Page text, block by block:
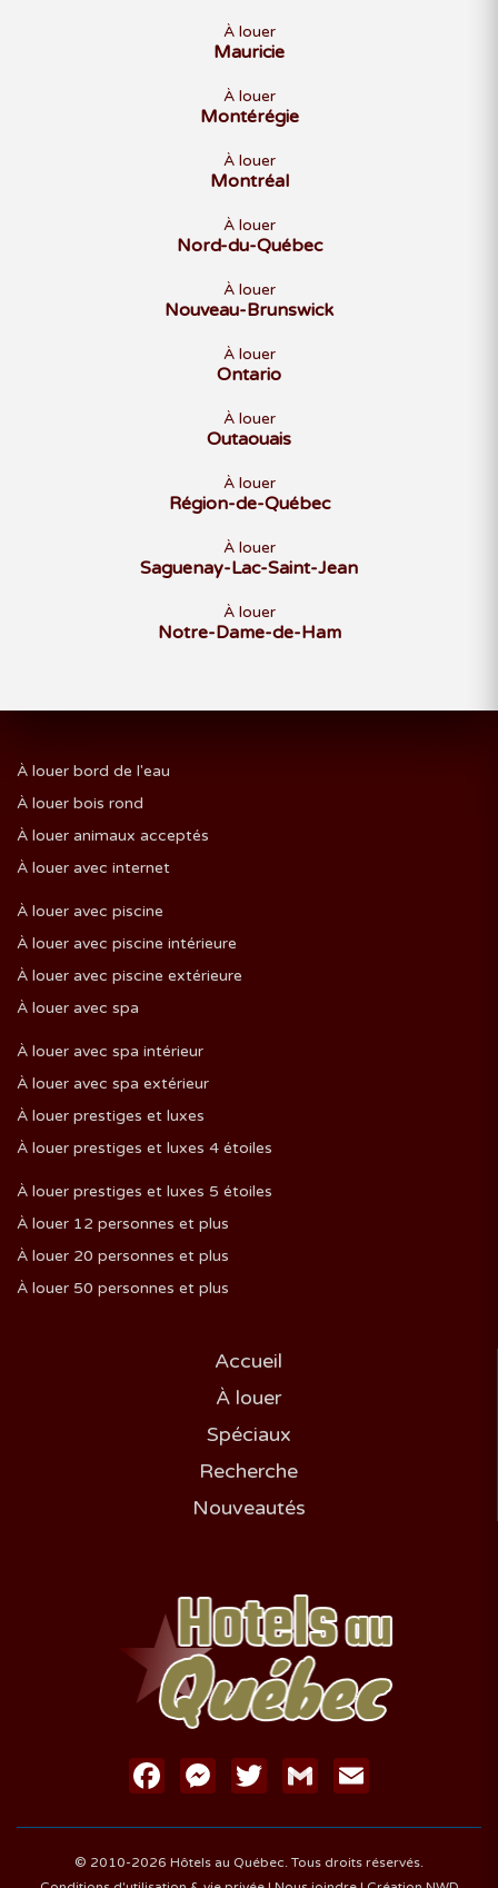
À louer
Mauricie
À louer
Montérégie
À louer
Montréal
À louer
Nord-du-Québec
À louer
Nouveau-Brunswick
À louer
Ontario
À louer
Outaouais
À louer
Région-de-Québec
À louer
Saguenay-Lac-Saint-Jean
À louer
Notre-Dame-de-Ham
À louer bord de l'eau
À louer bois rond
À louer animaux acceptés
À louer avec internet
À louer avec piscine
À louer avec piscine intérieure
À louer avec piscine extérieure
À louer avec spa
À louer avec spa intérieur
À louer avec spa extérieur
À louer prestiges et luxes
À louer prestiges et luxes 4 étoiles
À louer prestiges et luxes 5 étoiles
À louer 12 personnes et plus
À louer 20 personnes et plus
À louer 50 personnes et plus
Accueil
À louer
Spéciaux
Recherche
Nouveautés
FacebookMessenger
Twitter Gmail
© 2010-2026 Hôtels au Québec. Tous droits réservés.